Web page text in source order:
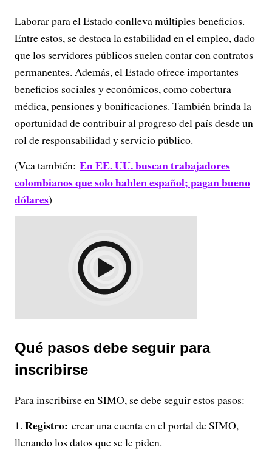
Laborar para el Estado conlleva múltiples beneficios.
Entre estos, se destaca la estabilidad en el empleo, dado
que los servidores públicos suelen contar con contratos
permanentes. Además, el Estado ofrece importantes
beneficios sociales y económicos, como cobertura
médica, pensiones y bonificaciones. También brinda la
oportunidad de contribuir al progreso del país desde un
rol de responsabilidad y servicio público.
(Vea también: En EE. UU. buscan trabajadores
colombianos que solo hablen español; pagan bueno
dólares)
Qué pasos debe seguir para
inscribirse
Para inscribirse en SIMO, se debe seguir estos pasos:
Registro: crear una cuenta en el portal de SIMO,
llenando los datos que se le piden.